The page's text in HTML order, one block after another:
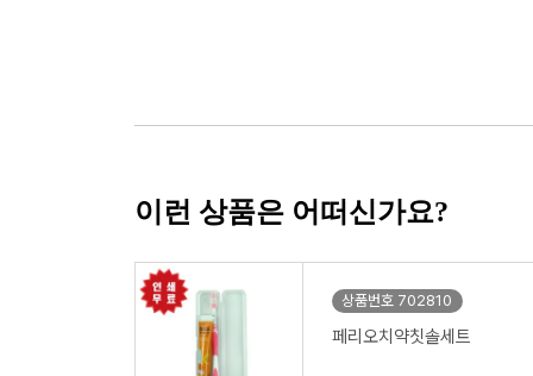
이런 상품은 어떠신가요?
상품번호 702810
페리오치약칫솔세트